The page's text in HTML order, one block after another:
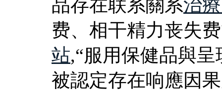
品存在联系關系治
费、相干精力丧失
站,“服用保健品與
被認定存在响應因